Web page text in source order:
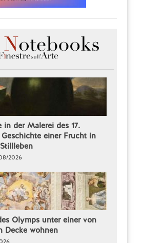
in der Malerei des 17.
einer Frucht in
2026
Olymps unter einer von
Decke wohnen